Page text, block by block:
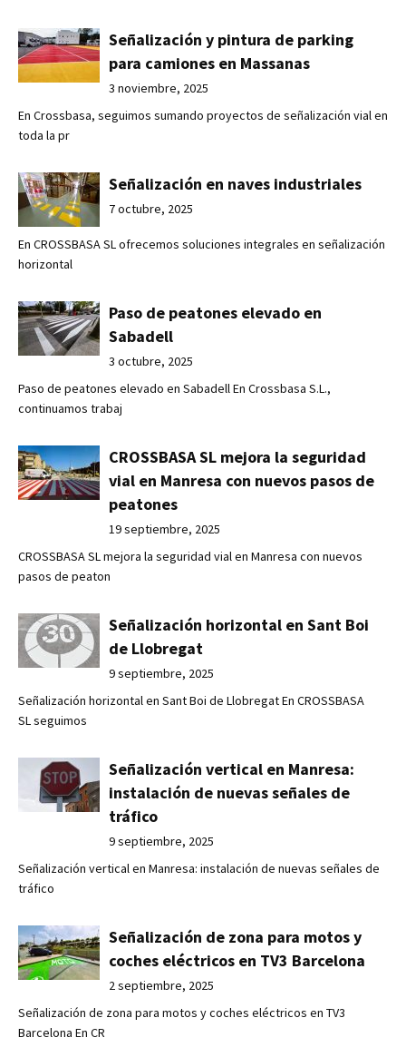
Señalización y pintura de parking
para camiones en Massanas
3 noviembre, 2025
En Crossbasa, seguimos sumando proyectos de señalización vial en
toda la pr
Señalización en naves industriales
7 octubre, 2025
En CROSSBASA SL ofrecemos soluciones integrales en señalización
horizontal
Paso de peatones elevado en
Sabadell
3 octubre, 2025
Paso de peatones elevado en Sabadell En Crossbasa S.L.,
continuamos trabaj
CROSSBASA SL mejora la seguridad
vial en Manresa con nuevos pasos de
peatones
19 septiembre, 2025
CROSSBASA SL mejora la seguridad vial en Manresa con nuevos
pasos de peaton
Señalización horizontal en Sant Boi
de Llobregat
9 septiembre, 2025
Señalización horizontal en Sant Boi de Llobregat En CROSSBASA
SL seguimos
Señalización vertical en Manresa:
instalación de nuevas señales de
tráfico
9 septiembre, 2025
Señalización vertical en Manresa: instalación de nuevas señales de
tráfico
Señalización de zona para motos y
coches eléctricos en TV3 Barcelona
2 septiembre, 2025
Señalización de zona para motos y coches eléctricos en TV3
Barcelona En CR